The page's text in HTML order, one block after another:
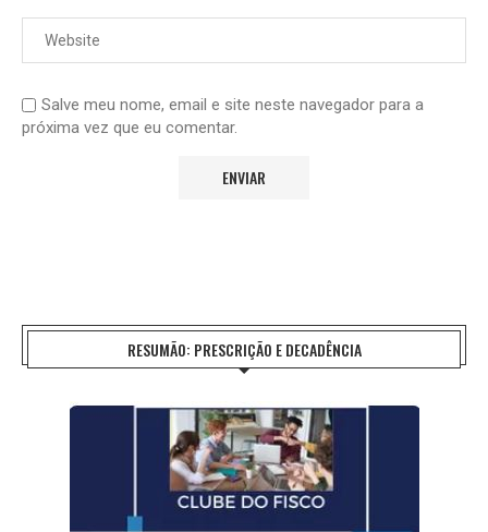
Salve meu nome, email e site neste navegador para a
próxima vez que eu comentar.
RESUMÃO: PRESCRIÇÃO E DECADÊNCIA